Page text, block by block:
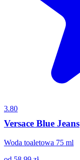
3.80
Versace Blue Jeans
Woda toaletowa 75 ml